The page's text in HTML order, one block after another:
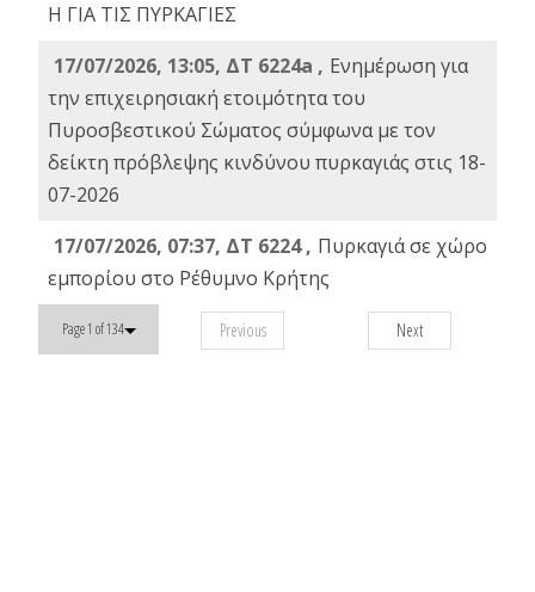
Η ΓΙΑ ΤΙΣ ΠΥΡΚΑΓΙΕΣ
17/07/2026, 13:05, ΔΤ 6224a , Ενημέρωση για
την επιχειρησιακή ετοιμότητα του
Πυροσβεστικού Σώματος σύμφωνα με τον
δείκτη πρόβλεψης κινδύνου πυρκαγιάς στις 18-
07-2026
17/07/2026, 07:37, ΔΤ 6224 , Πυρκαγιά σε χώρο
εμπορίου στο Ρέθυμνο Κρήτης
Page 1 of 134 Previous Next